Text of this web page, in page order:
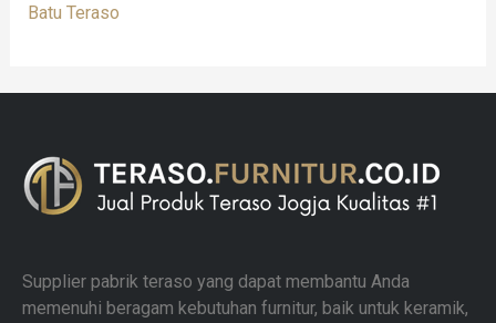
Batu Teraso
Supplier pabrik teraso yang dapat membantu Anda
memenuhi beragam kebutuhan furnitur, baik untuk keramik,